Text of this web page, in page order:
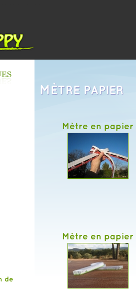
MÈTRE PAPIER
Mètre en papier
Mètre en papier